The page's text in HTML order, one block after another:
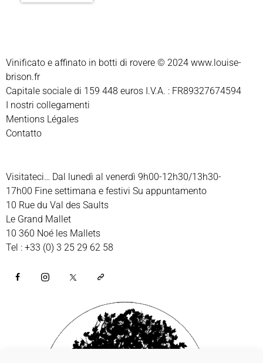
Vinificato e affinato in botti di rovere © 2024 www.louise-
brison.fr
Capitale sociale di 159 448 euros I.V.A. : FR89327674594
I nostri collegamenti
Mentions Légales
Contatto
Visitateci… Dal lunedì al venerdì 9h00-12h30/13h30-
17h00 Fine settimana e festivi Su appuntamento
10 Rue du Val des Saults
Le Grand Mallet
10 360 Noé les Mallets
Tel : +33 (0) 3 25 29 62 58